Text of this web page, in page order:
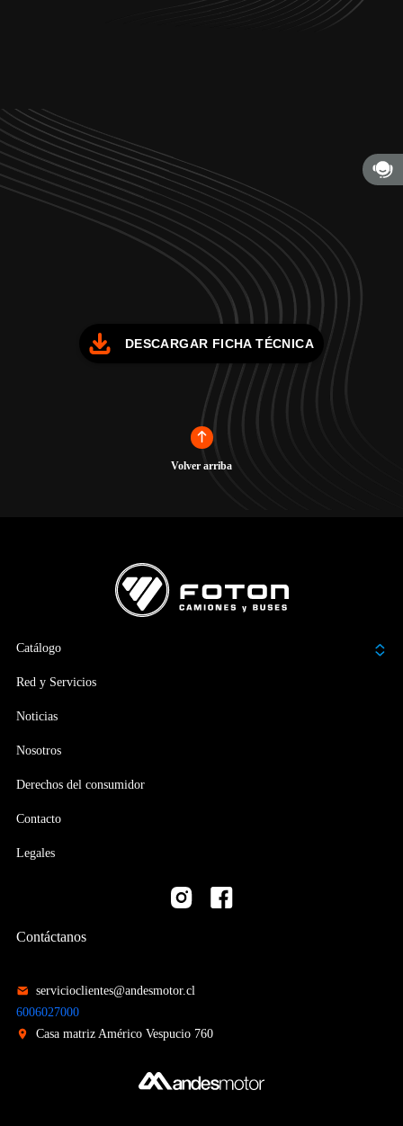
DESCARGAR FICHA TÉCNICA
Volver arriba
Catálogo
Red y Servicios
Noticias
Nosotros
Derechos del consumidor
Contacto
Legales
Contáctanos
servicioclientes@andesmotor.cl
6006027000
Casa matriz Américo Vespucio 760